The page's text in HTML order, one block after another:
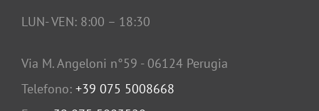
LUN- VEN: 8:00 – 18:30
Via M. Angeloni n°59 - 06124 Perugia
Telefono: +39 075 5008668